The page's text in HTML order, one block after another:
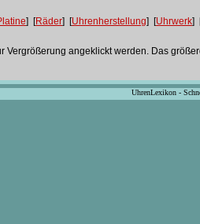
] [Räder] [Uhrenherstellung] [Uhrwerk]
Vergrößerung angeklickt werden. Das
UhrenLexikon -